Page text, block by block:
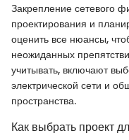
Закрепление сетевого
проектирования и
оценить все нюансы,
неожиданных
учитывать, включают
электрической сети и
пространства.
Как выбрать проект